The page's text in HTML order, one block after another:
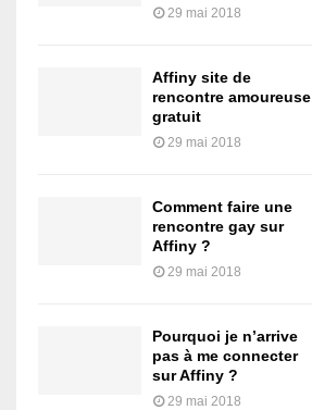
29 mai 2018
Affiny site de
rencontre amoureuse
gratuit
29 mai 2018
Comment faire une
rencontre gay sur
Affiny ?
29 mai 2018
Pourquoi je n’arrive
pas à me connecter
sur Affiny ?
29 mai 2018